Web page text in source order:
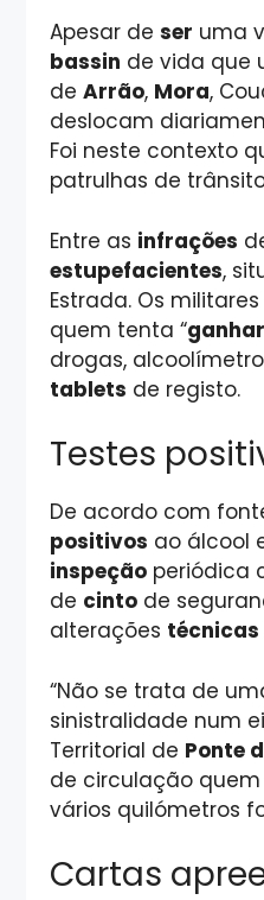
Apesar de ser uma
bassin de vida que
de Arrão, Mora,
deslocam
Foi neste contexto
patrulhas de
Entre as infrações
estupefacientes,
Estrada. Os
quem tenta “
drogas,
tablets de registo.
Testes
De acordo com
positivos ao álcool
inspeção periódica
de cinto de
alterações técnicas
“Não se trata de
sinistralidade num
Territorial de Ponte
de circulação
vários quilómetros
Cartas